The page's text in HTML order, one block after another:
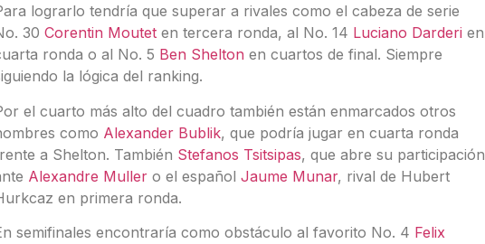
lograrlo tendría que superar a rivales como el cabeza de serie
30 Corentin Mouteten tercera ronda, al No. 14 Luciano Darderi en
ronda o al No. 5 Ben Shelton en cuartos de final. Siempre
la lógica del ranking.
el cuarto más alto del cuadro también están enmarcados otros
como Alexander Bublik, que podría jugar en cuarta ronda
a Shelton. También Stefanos Tsitsipas, que abre su participación
Alexandre Mullero el español Jaume Munar, rival de Hubert
en primera ronda.
semifinales encontraría como obstáculo al favorito No. 4 Felix